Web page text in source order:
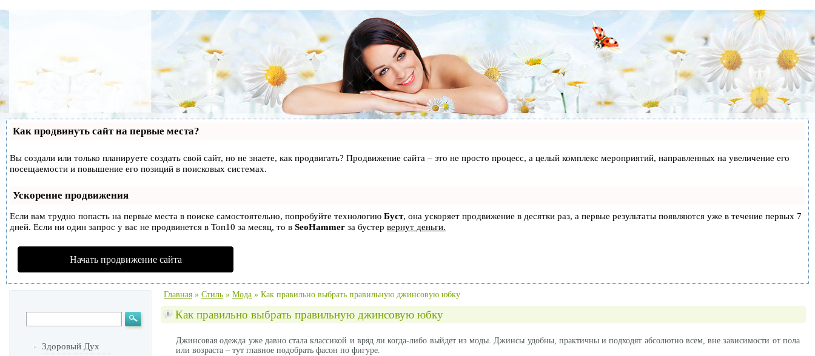
Как продвинуть сайт на первые места?
Вы создали или только планируете создать свой сайт, но не знаете, как продвигать? Продвижение сайта – это не просто процесс, а целый комплекс мероприятий, направленных на увеличение его
посещаемости и повышение его позиций в поисковых системах.
Ускорение продвижения
Если вам трудно попасть на первые места в поиске самостоятельно, попробуйте технологию Буст, она ускоряет продвижение в десятки раз, а первые результаты появляются уже в течение первых 7
дней. Если ни один запрос у вас не продвинется в Топ10 за месяц, то в SeoHammer за бустер вернут деньги.
Начать продвижение сайта
Здоровый Дух
Главная » Стиль » Мода » Как правильно выбрать правильную джинсовую юбку
Как правильно выбрать правильную джинсовую юбку
Джинсовая одежда уже давно стала классикой и вряд ли когда-либо выйдет из моды. Джинсы удобны, практичны и подходят абсолютно всем, вне зависимости от пола
или возраста – тут главное подобрать фасон по фигуре.